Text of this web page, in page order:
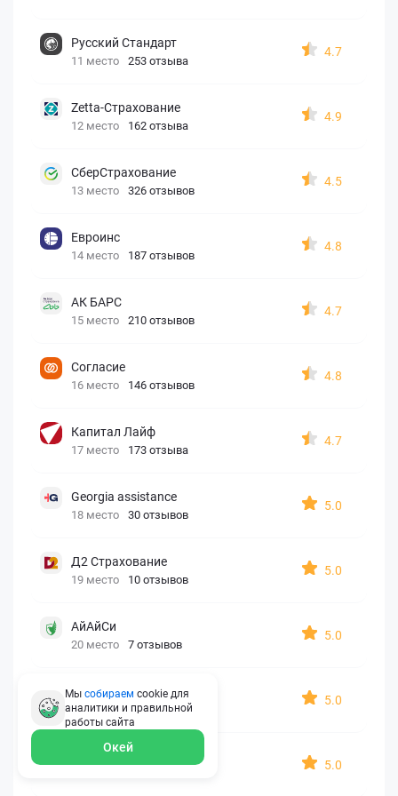
Русский Стандарт
11 место 253 отзыва
4.7
Zetta-Страхование
12 место 162 отзыва
4.9
СберСтрахование
13 место 326 отзывов
4.5
Евроинс
14 место 187 отзывов
4.8
АК БАРС
15 место 210 отзывов
4.7
Согласие
16 место 146 отзывов
4.8
Капитал Лайф
17 место 173 отзыва
4.7
Georgia assistance
18 место 30 отзывов
5.0
Д2 Страхование
19 место 10 отзывов
5.0
АйАйСи
20 место 7 отзывов
5.0
OxySport
21 место 6 отзывов
5.0
ERGO AXA
5.0
Мы собираем cookie для
аналитики и правильной
работы сайта
Окей